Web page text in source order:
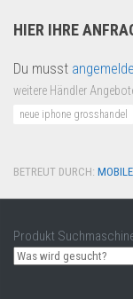
HIER IHRE
Du musst
weitere Händler
neue iphone grosshandel
BETREUT DURCH:
Produkt